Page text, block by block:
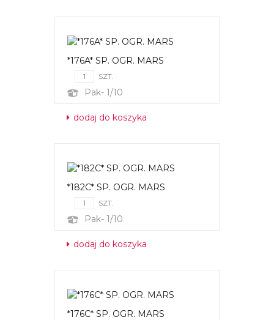
*176A* SP. OGR. MARS
SZT.
Pak- 1/10
dodaj do koszyka
*182C* SP. OGR. MARS
SZT.
Pak- 1/10
dodaj do koszyka
*176C* SP. OGR. MARS